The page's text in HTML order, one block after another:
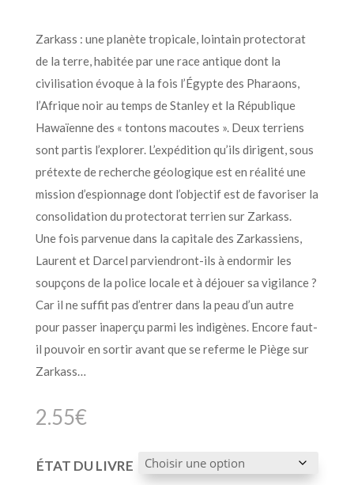
Zarkass : une planète tropicale, lointain protectorat
de la terre, habitée par une race antique dont la
civilisation évoque à la fois l’Égypte des Pharaons,
l’Afrique noir au temps de Stanley et la République
Hawaïenne des « tontons macoutes ». Deux terriens
sont partis l’explorer. L’expédition qu’ils dirigent, sous
prétexte de recherche géologique est en réalité une
mission d’espionnage dont l’objectif est de favoriser la
consolidation du protectorat terrien sur Zarkass.
Une fois parvenue dans la capitale des Zarkassiens,
Laurent et Darcel parviendront-ils à endormir les
soupçons de la police locale et à déjouer sa vigilance ?
Car il ne suffit pas d’entrer dans la peau d’un autre
pour passer inaperçu parmi les indigènes. Encore faut-
il pouvoir en sortir avant que se referme le Piège sur
Zarkass…
2.55€
ÉTAT DU LIVRE